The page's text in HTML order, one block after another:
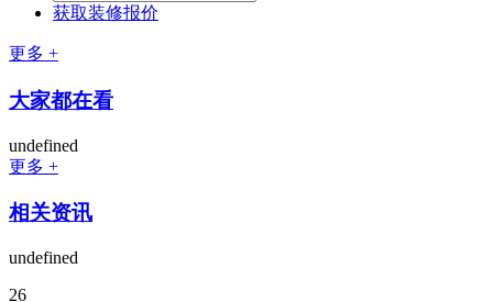
获取装修报价
更多 +
大家都在看
undefined
更多 +
相关资讯
undefined
26